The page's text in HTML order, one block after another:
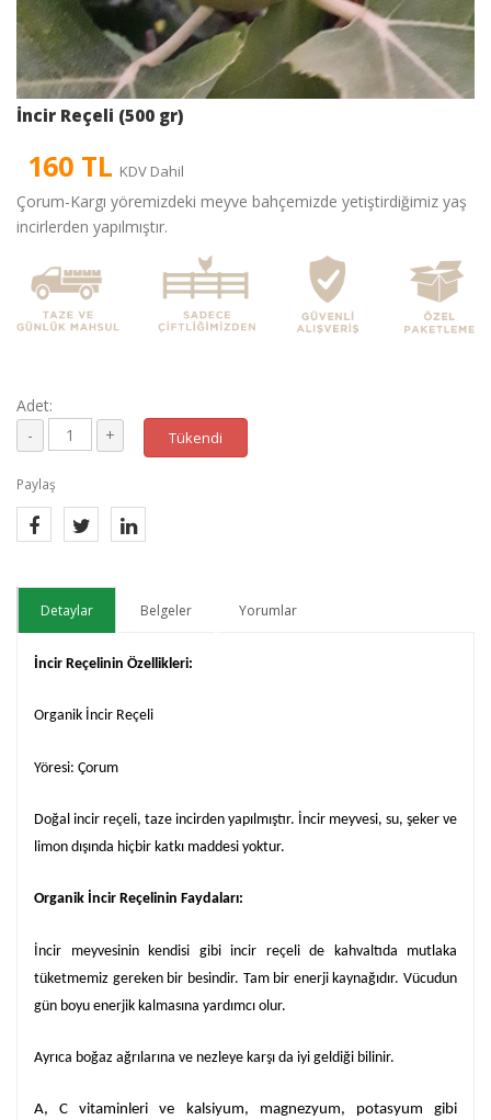
İncir Reçeli (500 gr)
160 TL KDV Dahil
Çorum-Kargı yöremizdeki meyve bahçemizde yetiştirdiğimiz yaş
incirlerden yapılmıştır.
Adet:
Tükendi
Paylaş
Detaylar Belgeler Yorumlar
İncir Reçelinin Özellikleri:
Organik İncir Reçeli
Yöresi: Çorum
Doğal incir reçeli, taze incirden yapılmıştır. İncir meyvesi, su, şeker ve
limon dışında hiçbir katkı maddesi yoktur.
Organik İncir Reçelinin Faydaları:
İncir meyvesinin kendisi gibi incir reçeli de kahvaltıda mutlaka
tüketmemiz gereken bir besindir. Tam bir enerji kaynağıdır. Vücudun
gün boyu enerjik kalmasına yardımcı olur.
Ayrıca boğaz ağrılarına ve nezleye karşı da iyi geldiği bilinir.
A, C vitaminleri ve kalsiyum, magnezyum, potasyum gibi